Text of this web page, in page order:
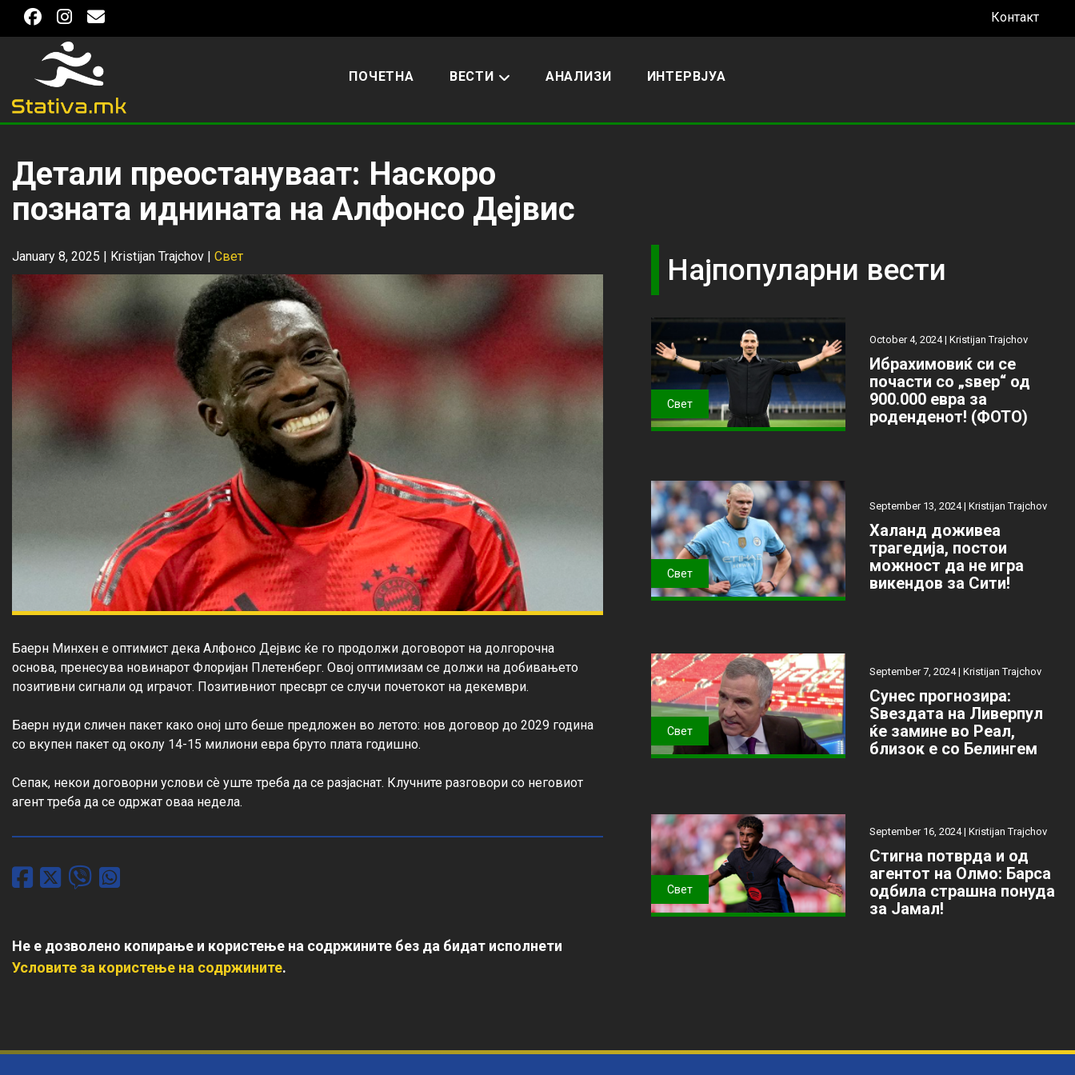
Контакт
ПОЧЕТНА ВЕСТИ АНАЛИЗИ ИНТЕРВЈУА
Детали преостануваат: Наскоро
позната иднината на Алфонсо Дејвис
January 8, 2025 | Kristijan Trajchov | Свет
Баерн Минхен е оптимист дека Алфонсо Дејвис ќе го продолжи договорот на долгорочна
основа, пренесува новинарот Флоријан Плетенберг. Овој оптимизам се должи на добивањето
позитивни сигнали од играчот. Позитивниот пресврт се случи почетокот на декември.
Баерн нуди сличен пакет како оној што беше предложен во летото: нов договор до 2029 година
со вкупен пакет од околу 14-15 милиони евра бруто плата годишно.
Сепак, некои договорни услови сè уште треба да се разјаснат. Клучните разговори со неговиот
агент треба да се одржат оваа недела.
Не е дозволено копирање и користење на содржините без да бидат исполнети
Условите за користење на содржините.
Најпопуларни вести
Свет
October 4, 2024 | Kristijan Trajchov
Ибрахимовиќ си се
почасти со „ѕвер“ од
900.000 евра за
роденденот! (ФОТО)
Свет
September 13, 2024 | Kristijan Trajchov
Халанд доживеа
трагедија, постои
можност да не игра
викендов за Сити!
Свет
September 7, 2024 | Kristijan Trajchov
Сунес прогнозира:
Ѕвездата на Ливерпул
ќе замине во Реал,
близок е со Белингем
Свет
September 16, 2024 | Kristijan Trajchov
Стигна потврда и од
агентот на Олмо: Барса
одбила страшна понуда
за Јамал!